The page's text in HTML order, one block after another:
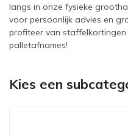
langs in onze fysieke
voor persoonlijk advies en
profiteer van
palletafnames!
Kies een